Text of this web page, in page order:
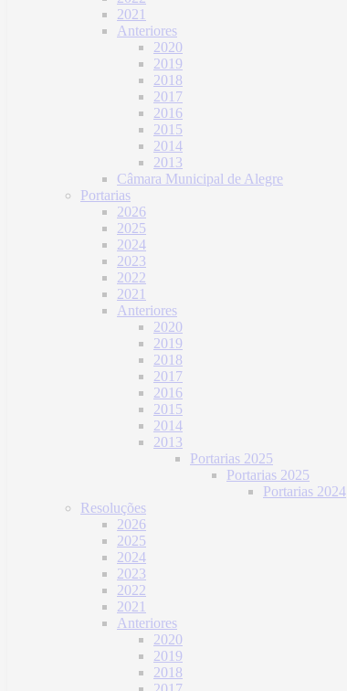
2021
Anteriores
2020
2019
2018
2017
2016
2015
2014
2013
Câmara Municipal de Alegre
Portarias
2026
2025
2024
2023
2022
2021
Anteriores
2020
2019
2018
2017
2016
2015
2014
2013
Portarias 2025
Portarias 2025
Portarias 2024
Resoluções
2026
2025
2024
2023
2022
2021
Anteriores
2020
2019
2018